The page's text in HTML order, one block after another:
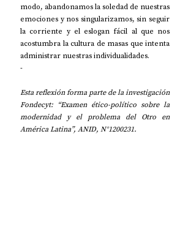
modo, abandonamos la soledad de nuestras
emociones y nos singularizamos, sin seguir
la corriente y el eslogan fácil al que nos
acostumbra la cultura de masas que intenta
administrar nuestras individualidades.
-
Esta reflexión forma parte de la investigación
Fondecyt: “Examen ético-político sobre la
modernidad y el problema del Otro en
América Latina”, ANID, N°1200231.